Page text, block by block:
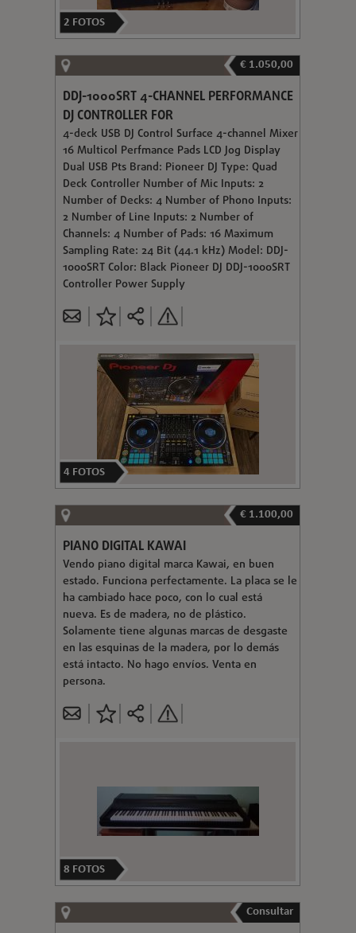
2 FOTOS
€ 1.050,00
DDJ-1000SRT 4-CHANNEL PERFORMANCE
DJ CONTROLLER FOR
4-deck USB DJ Control Surface 4-channel Mixer
16 Multicol Perfmance Pads LCD Jog Display
Dual USB Pts Brand: Pioneer DJ Type: Quad
Deck Controller Number of Mic Inputs: 2
Number of Decks: 4 Number of Phono Inputs:
2 Number of Line Inputs: 2 Number of
Channels: 4 Number of Pads: 16 Maximum
Sampling Rate: 24 Bit (44.1 kHz) Model: DDJ-
1000SRT Color: Black Pioneer DJ DDJ-1000SRT
Controller Power Supply
4 FOTOS
€ 1.100,00
PIANO DIGITAL KAWAI
Vendo piano digital marca Kawai, en buen
estado. Funciona perfectamente. La placa se le
ha cambiado hace poco, con lo cual está
nueva. Es de madera, no de plástico.
Solamente tiene algunas marcas de desgaste
en las esquinas de la madera, por lo demás
está intacto. No hago envíos. Venta en
persona.
8 FOTOS
Consultar